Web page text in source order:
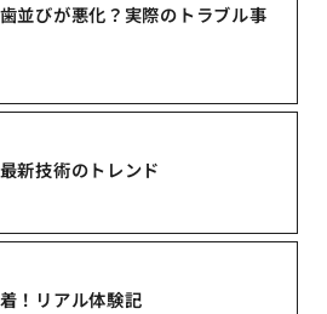
並びが悪化？実際のトラブル事
新技術のトレンド
！リアル体験記